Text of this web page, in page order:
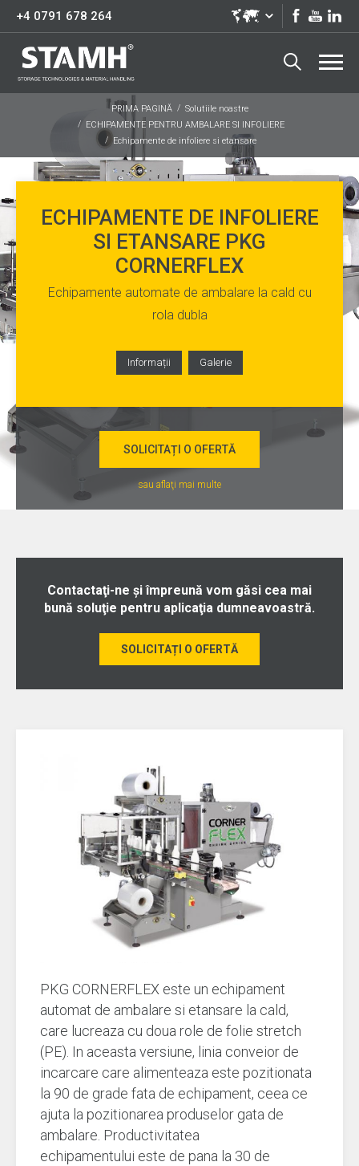
+4 0791 678 264
PRIMA PAGINĂ
Solutiile noastre
ECHIPAMENTE PENTRU AMBALARE SI INFOLIERE
Echipamente de infoliere si etansare
ECHIPAMENTE DE INFOLIERE
SI ETANSARE PKG
CORNERFLEX
Echipamente automate de ambalare la cald cu
rola dubla
Informații Galerie
SOLICITAȚI O OFERTĂ
sau aflaţi mai multe
Contactaţi-ne şi împreună vom găsi cea mai
bună soluţie pentru aplicaţia dumneavoastră.
SOLICITAȚI O OFERTĂ
PKG CORNERFLEX este un echipament
automat de ambalare si etansare la cald,
care lucreaza cu doua role de folie stretch
(PE). In aceasta versiune, linia conveior de
incarcare care alimenteaza este pozitionata
la 90 de grade fata de echipament, ceea ce
ajuta la pozitionarea produselor gata de
ambalare. Productivitatea
echipamentului este de pana la 30 de